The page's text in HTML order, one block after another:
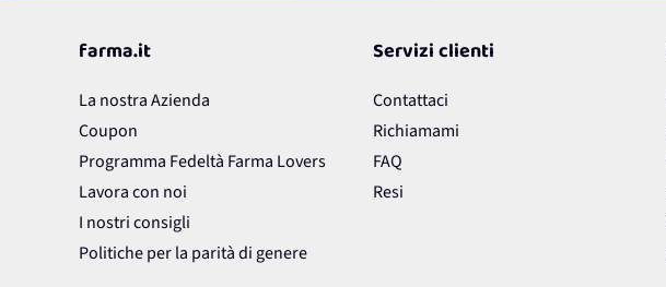
farma.it
La nostra Azienda
Coupon
Programma Fedeltà Farma Lovers
Lavora con noi
I nostri consigli
Politiche per la parità di genere
Servizi clienti
Contattaci
Richiamami
FAQ
Resi